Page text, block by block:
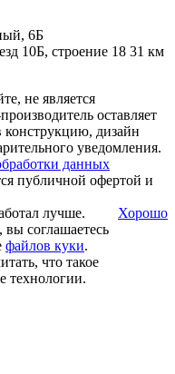
6Б
10Б, строение 18 31 км
не является
оставляет
конструкцию, дизайн
уведомления.
данных
публичной офертой и
лучше.
вы соглашаетесь
файлов куки.
что такое
технологии.
Хорошо